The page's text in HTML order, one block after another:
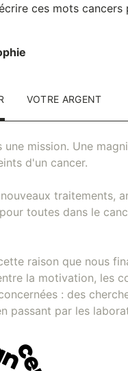
ces mots
VOTRE ARGENT
une mission. Une
d'un cancer.
traitements,
toutes dans le
raison que nous
la motivation, les
: des
passant par les